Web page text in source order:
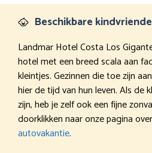
Beschikbare
Landmar Hotel Costa Los
hotel met een breed scala aan
kleintjes. Gezinnen die toe zijn
hier de tijd van hun leven. Als de
zijn, heb je zelf ook een fijne
doorklikken naar onze pagina
autovakantie.